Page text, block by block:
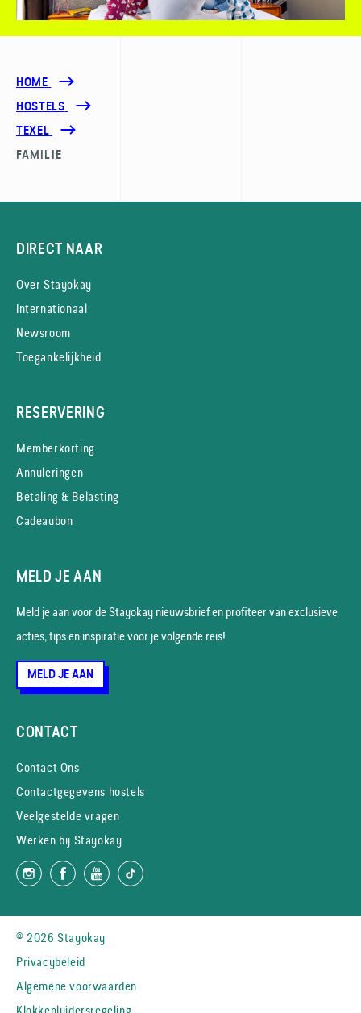
HOME
HOSTELS
TEXEL
FAMILIE
DIRECT NAAR
Over Stayokay
Internationaal
Newsroom
Toegankelijkheid
RESERVERING
Memberkorting
Annuleringen
Betaling & Belasting
Cadeaubon
MELD JE AAN
Meld je aan voor de Stayokay nieuws­brief en profiteer van exclusieve
acties, tips en inspiratie voor je volgende reis!
MELD JE AAN
CONTACT
Contact Ons
Contactgegevens hostels
Veelgestelde vragen
Werken bij Stayokay
© 2026 Stayokay
Privacybeleid
Algemene voorwaarden